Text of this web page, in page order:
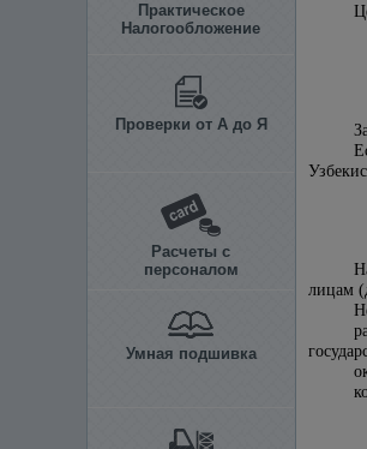
Практическое
Налогообложение
Проверки от А до Я
Расчеты с
персоналом
Умная подшивка
лицам